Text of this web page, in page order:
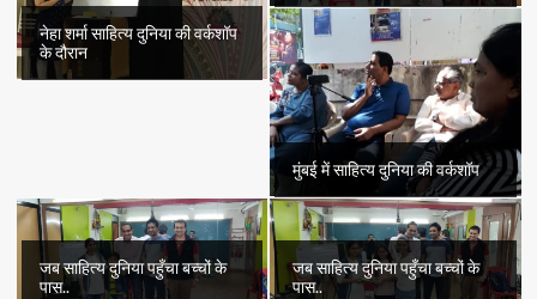
नेहा शर्मा साहित्य दुनिया की वर्कशॉप
के दौरान
मुंबई में साहित्य दुनिया की वर्कशॉप
जब साहित्य दुनिया पहुँचा बच्चों के
पास..
जब साहित्य दुनिया पहुँचा बच्चों के
पास..